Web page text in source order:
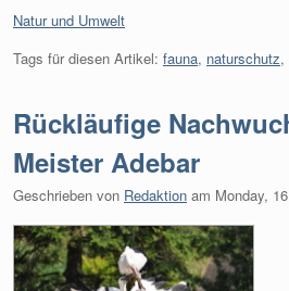
Kategorien:
Natur und Umwelt
Tags für diesen Artikel: fauna, naturschutz,
Rückläufige
Meister Adebar
Geschrieben von Redaktion am Monday,